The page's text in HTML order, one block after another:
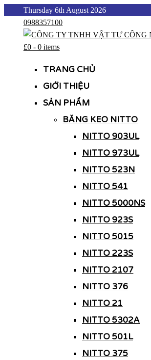
content
Thursday 6th August 2026
0988357100
£0 - 0 items
TRANG CHỦ
GIỚI THIỆU
SẢN PHẨM
BĂNG KEO NITTO
NITTO 903UL
NITTO 973UL
NITTO 523N
NITTO 541
NITTO 5000NS
NITTO 923S
NITTO 5015
NITTO 223S
NITTO 2107
NITTO 376
NITTO 21
NITTO 5302A
NITTO 501L
NITTO 375